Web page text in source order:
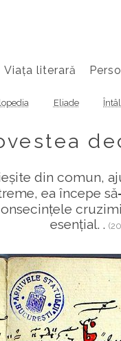
Viața literară
Eliade
din comun,
ea începe
esențial. .